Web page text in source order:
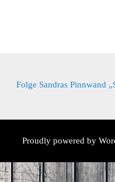
Folge Sandras Pinnwand
Proudly powered by